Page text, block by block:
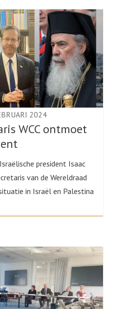
2024
WCC ontmoet
president Isaac
van de Wereldraad
in Israël en Palestina